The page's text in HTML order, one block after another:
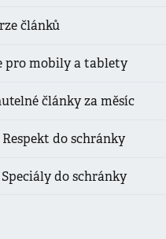
článků
pro mobily a tablety
články za měsíc
do schránky
do schránky